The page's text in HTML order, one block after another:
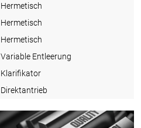
Hermetisch
Hermetisch
Hermetisch
Variable Entleerung
Klarifikator
Direktantrieb